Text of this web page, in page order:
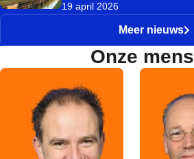
19 april 2026
Meer nieuws
Onze